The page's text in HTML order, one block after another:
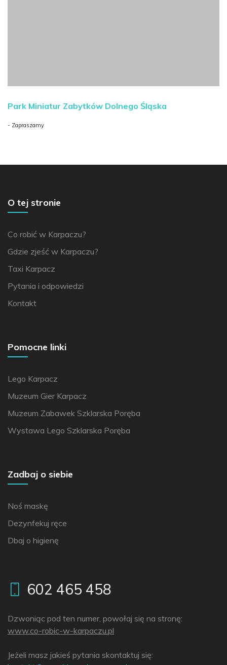
Park Miniatur Zabytków Dolnego Śląska
- Zapraszamy
O tej stronie
Co robić w Karpaczu?
Gdzie zjeść w Karpaczu?
Taxi Karpacz
Pytania i odpowiedzi
Kontakt
Pomocne linki
Lego Karpacz
Muzeum Gier Karpacz
Muzeum Zabawek Szklarska Poręba
Wystawa Lego Szklarska Poręba
Zadbaj o siebie
Noś maskę
Dezynfekuj ręce
Dbaj o higienę
602 465 458
Dzwoniąc pod ten numer, powołaj się na stronę:
www.co-robic-w-karpaczu.pl
Jeżeli masz jakieś pytania skontaktuj się: